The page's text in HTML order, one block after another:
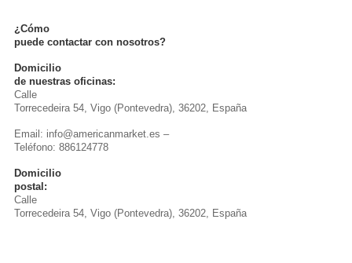
¿Cómo
puede contactar con nosotros?
Domicilio
de nuestras oficinas:
Calle
Torrecedeira 54, Vigo (Pontevedra), 36202, España
Email: info@americanmarket.es –
Teléfono: 886124778
Domicilio
postal:
Calle
Torrecedeira 54, Vigo (Pontevedra), 36202, España